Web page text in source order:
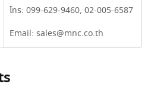
โทร: 099-629-9460, 02-005-6587
Email: sales@mnc.co.th